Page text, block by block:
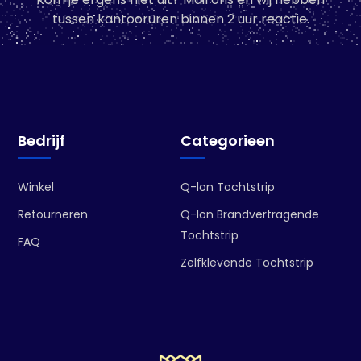
tussen kantooruren binnen 2 uur reactie.
Categorieen
Q-lon Tochtstrip
Q-lon Brandvertragende
Tochtstrip
Zelfklevende Tochtstrip
Bedrijf
Winkel
Retourneren
FAQ